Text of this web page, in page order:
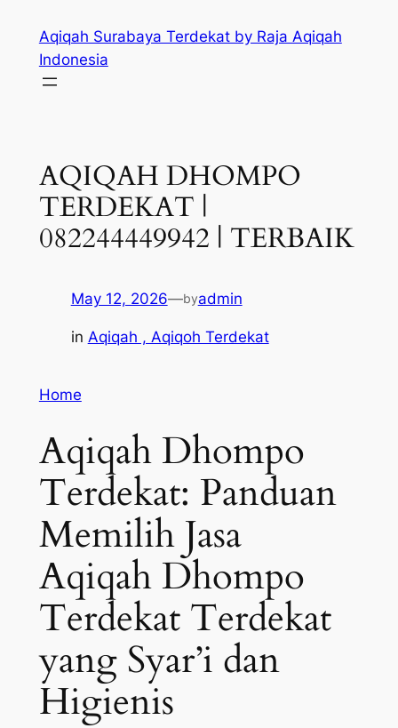
content
Aqiqah Surabaya Terdekat by Raja Aqiqah
Indonesia
AQIQAH DHOMPO
TERDEKAT |
082244449942 | TERBAIK
May 12, 2026—byadmin
in Aqiqah , Aqiqoh Terdekat
Home
Aqiqah Dhompo
Terdekat: Panduan
Memilih Jasa
Aqiqah Dhompo
Terdekat Terdekat
yang Syar’i dan
Higienis